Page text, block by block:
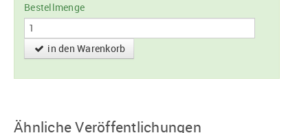
Bestellmenge
in den Warenkorb
Ähnliche Veröffentlichungen